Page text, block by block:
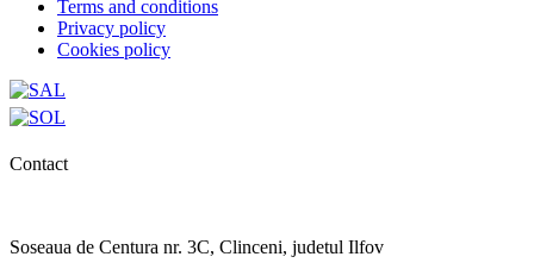
Terms and conditions
Privacy policy
Cookies policy
Contact
Soseaua de Centura nr. 3C, Clinceni, judetul Ilfov